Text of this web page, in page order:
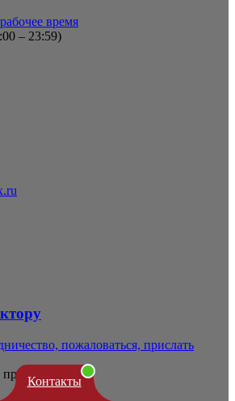
Контакты
время
– 23:59)
пожаловаться, прислать